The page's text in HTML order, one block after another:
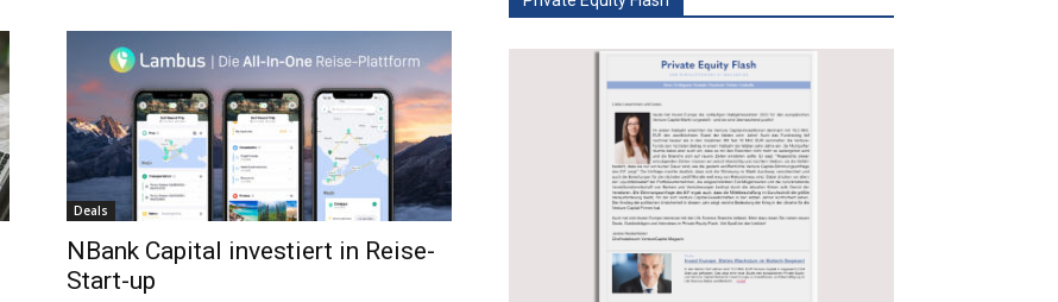
Deals
NBank Capital investiert in Reise-
Start-up